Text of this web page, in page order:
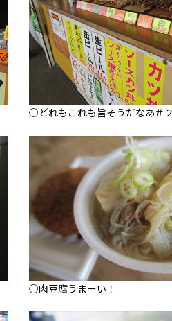
○どれもこれも旨そうだなあ＃
○肉豆腐うまーい！